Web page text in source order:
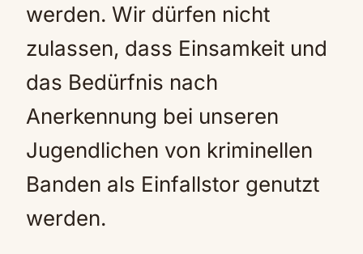
werden. Wir dürfen nicht
zulassen, dass Einsamkeit und
das Bedürfnis nach
Anerkennung bei unseren
Jugendlichen von kriminellen
Banden als Einfallstor genutzt
werden.